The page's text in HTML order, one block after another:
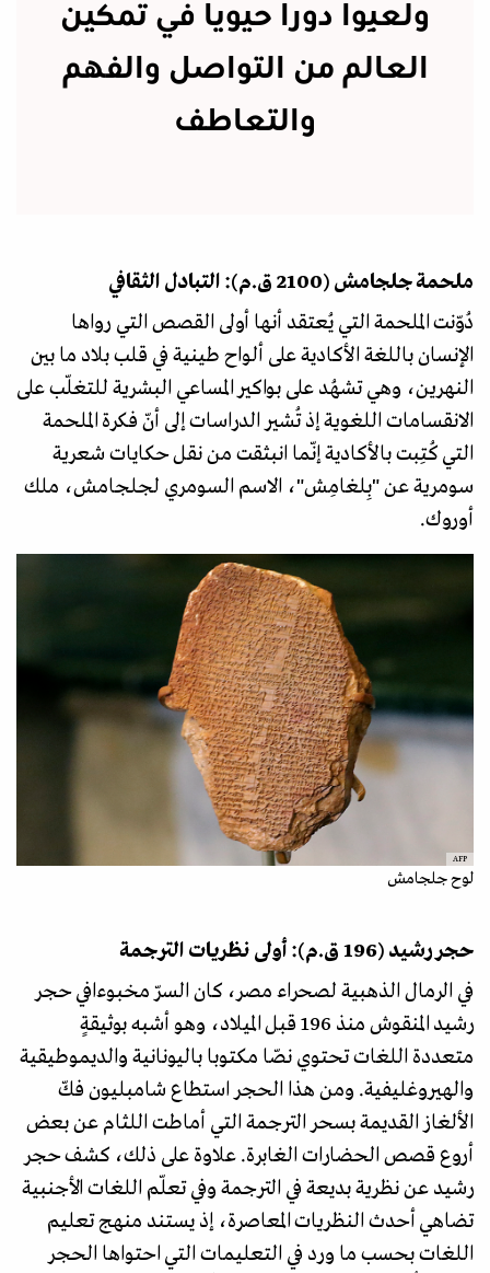
ولعِبوا دورا حيويا في تمكين
العالم من التواصل والفهم
والتعاطف
ملحمة جلجامش (2100 ق.م): التبادل الثقافي
دُوّنت الملحمة التي يُعتقد أنها أولى القصص التي رواها
الإنسان باللغة الأكادية على ألواح طينية في قلب بلاد ما بين
النهرين، وهي تشهُد على بواكير المساعي البشرية للتغلّب على
الانقسامات اللغوية إذ تُشير الدراسات إلى أنّ فكرة الملحمة
التي كُتِبت بالأكادية إنّما انبثقت من نقل حكايات شعرية
سومرية عن "بِلغامِش"، الاسم السومري لجلجامش، ملك
أوروك.
AFP
لوح جلجامش
حجر رشيد (196 ق.م): أولى نظريات الترجمة
في الرمال الذهبية لصحراء مصر، كان السرّ مخبوءافي حجر
رشيد المنقوش منذ 196 قبل الميلاد، وهو أشبه بوثيقةٍ
متعددة اللغات تحتوي نصّا مكتوبا باليونانية والديموطيقية
والهيروغليفية. ومن هذا الحجر استطاع شامبليون فكّ
الألغاز القديمة بسحر الترجمة التي أماطت اللثام عن بعض
أروع قصص الحضارات الغابرة. علاوة على ذلك، كشف حجر
رشيد عن نظرية بديعة في الترجمة وفي تعلّم اللغات الأجنبية
تضاهي أحدث النظريات المعاصرة، إذ يستند منهج تعليم
اللغات بحسب ما ورد في التعليمات التي احتواها الحجر